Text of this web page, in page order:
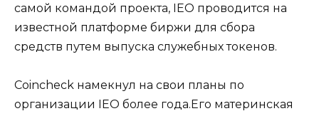
самой командой проекта, IEO проводится на
известной платформе биржи для сбора
средств путем выпуска служебных токенов.
Coincheck намекнул на свои планы по
организации IEO более года.Его материнская